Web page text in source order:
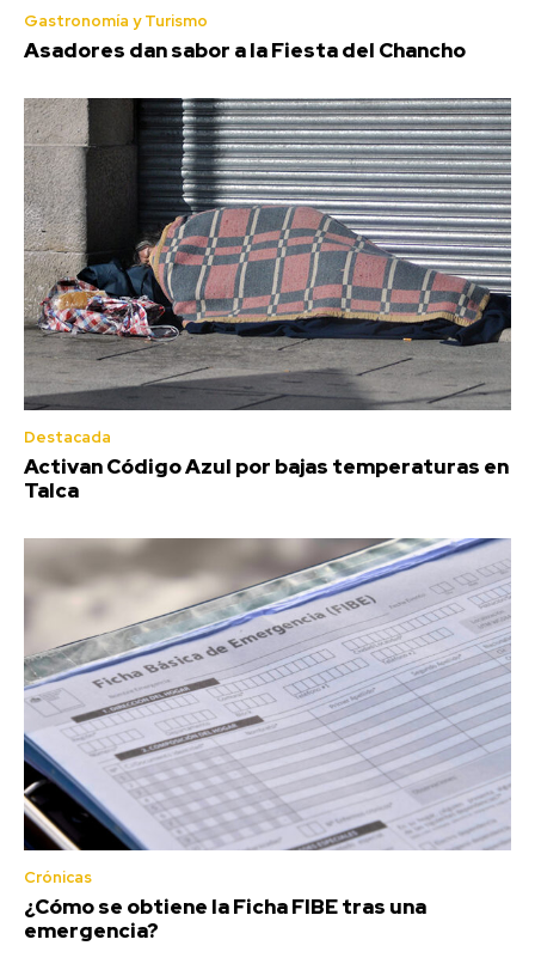
Gastronomía y Turismo
Asadores dan sabor a la Fiesta del Chancho
Destacada
Activan Código Azul por bajas temperaturas en
Talca
Crónicas
¿Cómo se obtiene la Ficha FIBE tras una
emergencia?